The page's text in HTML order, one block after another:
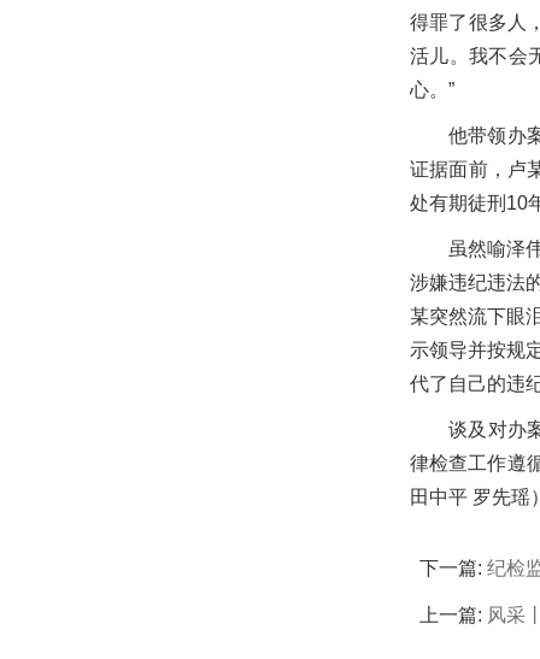
得罪了很多人
活儿。我不会
心。”
他带领办
证据面前，卢
处有期徒刑10
虽然喻泽
涉嫌违纪违法
某突然流下眼
示领导并按规
代了自己的违
谈及对办
律检查工作遵
田中平 罗先瑶
下一篇: 纪检
上一篇: 风采